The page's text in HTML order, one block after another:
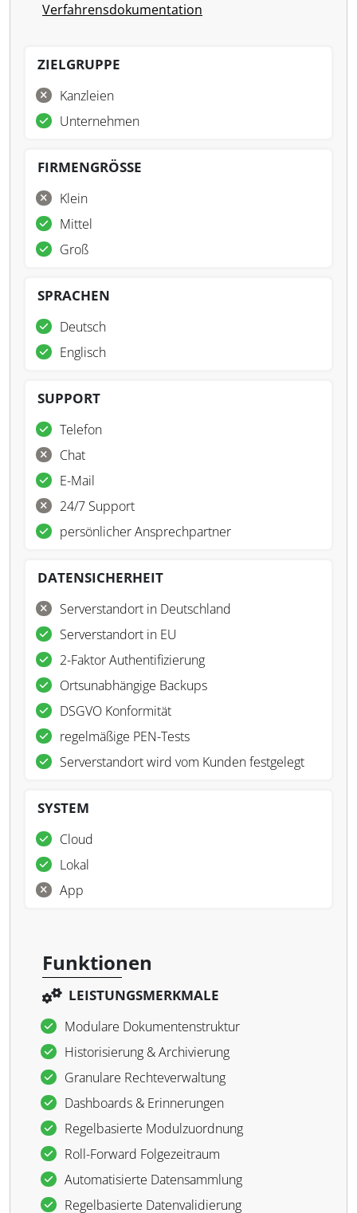
Verfahrensdokumentation
ZIELGRUPPE
Kanzleien
Unternehmen
FIRMENGRÖSSE
Klein
Mittel
Groß
SPRACHEN
Deutsch
Englisch
SUPPORT
Telefon
Chat
E-Mail
24/7 Support
persönlicher Ansprechpartner
DATENSICHERHEIT
Serverstandort in Deutschland
Serverstandort in EU
2-Faktor Authentifizierung
Ortsunabhängige Backups
DSGVO Konformität
regelmäßige PEN-Tests
Serverstandort wird vom Kunden festgelegt
SYSTEM
Cloud
Lokal
App
Funktionen
LEISTUNGSMERKMALE
Modulare Dokumentenstruktur
Historisierung & Archivierung
Granulare Rechteverwaltung
Dashboards & Erinnerungen
Regelbasierte Modulzuordnung
Roll-Forward Folgezeitraum
Automatisierte Datensammlung
Regelbasierte Datenvalidierung